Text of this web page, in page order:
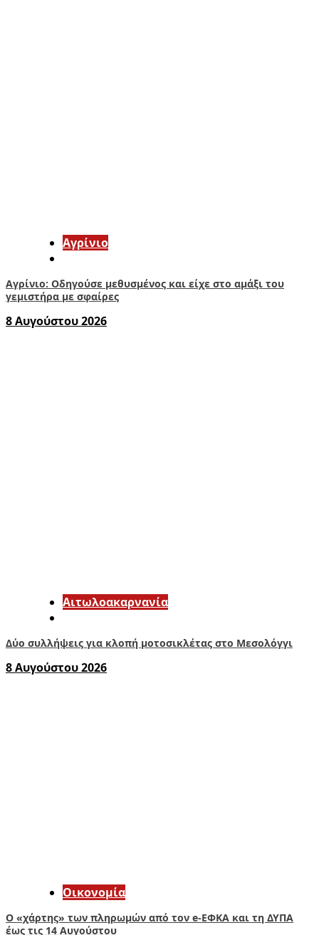
Aγρίνιο
Αγρίνιο: Οδηγούσε μεθυσμένος και είχε στο αμάξι του
γεμιστήρα με σφαίρες
8 Αυγούστου 2026
Αιτωλοακαρνανία
Δύο συλλήψεις για κλοπή μοτοσικλέτας στο Μεσολόγγι
8 Αυγούστου 2026
Οικονομία
Ο «χάρτης» των πληρωμών από τον e-ΕΦΚΑ και τη ΔΥΠΑ
έως τις 14 Αυγούστου